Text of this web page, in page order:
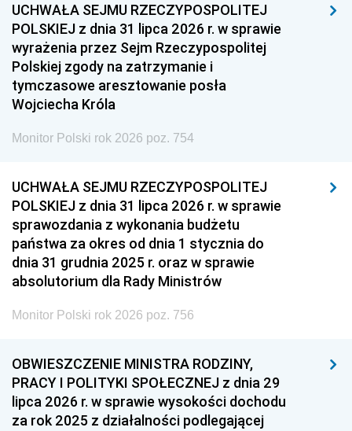
UCHWAŁA SEJMU RZECZYPOSPOLITEJ
POLSKIEJ z dnia 31 lipca 2026 r. w sprawie
wyrażenia przez Sejm Rzeczypospolitej
Polskiej zgody na zatrzymanie i
tymczasowe aresztowanie posła
Wojciecha Króla
Monitor Polski rok 2026 poz. 754
UCHWAŁA SEJMU RZECZYPOSPOLITEJ
POLSKIEJ z dnia 31 lipca 2026 r. w sprawie
sprawozdania z wykonania budżetu
państwa za okres od dnia 1 stycznia do
dnia 31 grudnia 2025 r. oraz w sprawie
absolutorium dla Rady Ministrów
Monitor Polski rok 2026 poz. 756
OBWIESZCZENIE MINISTRA RODZINY,
PRACY I POLITYKI SPOŁECZNEJ z dnia 29
lipca 2026 r. w sprawie wysokości dochodu
za rok 2025 z działalności podlegającej